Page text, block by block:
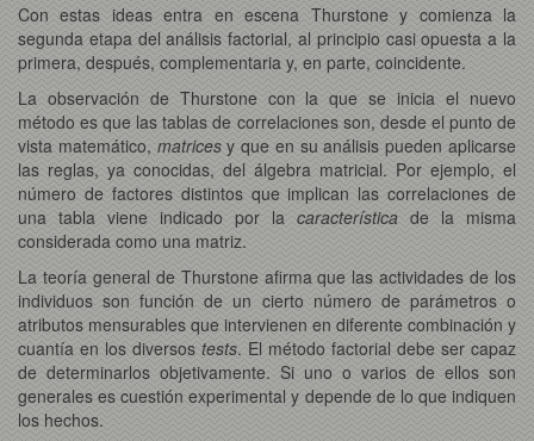
Con estas ideas entra en escena Thurstone y comienza la
segunda etapa del análisis factorial, al principio casi opuesta a la
primera, después, complementaria y, en parte, coincidente.
La observación de Thurstone con la que se inicia el nuevo
método es que las tablas de correlaciones son, desde el punto de
vista matemático, matricesy que en su análisis pueden aplicarse
las reglas, ya conocidas, del álgebra matricial. Por ejemplo, el
número de factores distintos que implican las correlaciones de
una tabla viene indicado por la característica de la misma
considerada como una matriz.
La teoría general de Thurstone afirma que las actividades de los
individuos son función de un cierto número de parámetros o
atributos mensurables que intervienen en diferente combinación y
cuantía en los diversos tests. El método factorial debe ser capaz
de determinarlos objetivamente. Si uno o varios de ellos son
generales es cuestión experimental y depende de lo que indiquen
los hechos.